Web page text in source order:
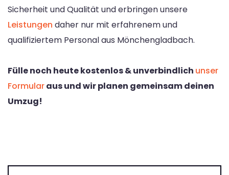
Sicherheit und Qualität und erbringen unsere
Leistungen daher nur mit erfahrenem und
qualifiziertem Personal aus Mönchengladbach.
Fülle noch heute kostenlos & unverbindlich unser
Formularaus und wir planen gemeinsam deinen
Umzug!